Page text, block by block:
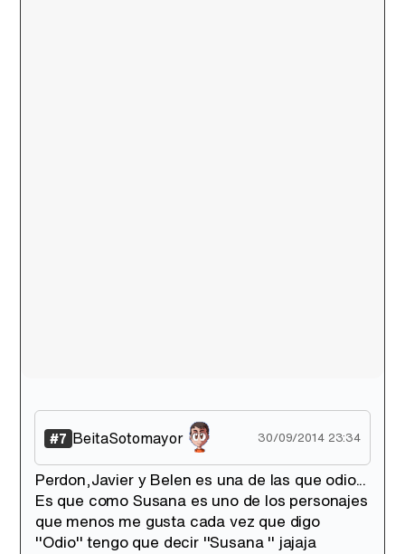
#7 BeitaSotomayor 30/09/2014 23:34
Perdon,Javier y Belen es una de las que odio...
Es que como Susana es uno de los personajes
que menos me gusta cada vez que digo
''Odio'' tengo que decir ''Susana '' jajaja